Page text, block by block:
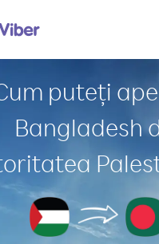
puteți
Bangladesh